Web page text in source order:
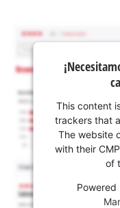
This content
trackers that
The website
with their
of
Powered